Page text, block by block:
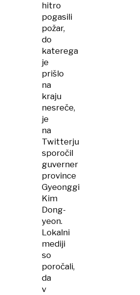
hitro
pogasili
požar,
do
katerega
je
prišlo
na
kraju
nesreče,
je
na
Twitterju
sporočil
guverner
province
Gyeonggi
Kim
Dong-
yeon.
Lokalni
mediji
so
poročali,
da
v